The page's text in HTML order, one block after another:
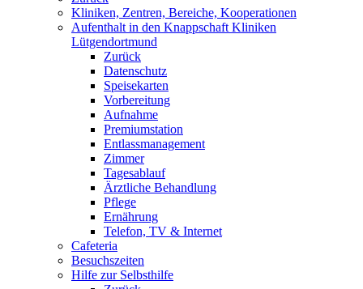
Kliniken, Zentren, Bereiche, Kooperationen
Aufenthalt in den Knappschaft Kliniken
Lütgendortmund
Zurück
Datenschutz
Speisekarten
Vorbereitung
Aufnahme
Premiumstation
Entlassmanagement
Zimmer
Tagesablauf
Ärztliche Behandlung
Pflege
Ernährung
Telefon, TV & Internet
Cafeteria
Besuchszeiten
Hilfe zur Selbsthilfe